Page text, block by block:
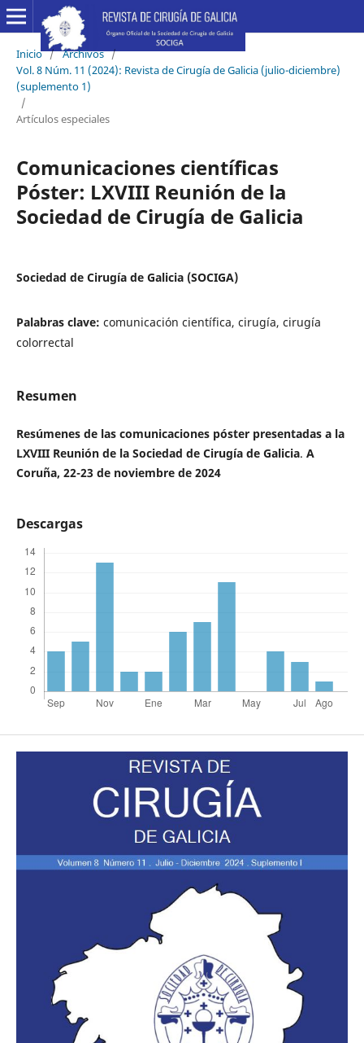
Inicio / Archivos /
Vol. 8 Núm. 11 (2024): Revista de Cirugía de Galicia (julio-diciembre)
(suplemento 1)
/
Artículos especiales
Comunicaciones científicas
Póster: LXVIII Reunión de la
Sociedad de Cirugía de Galicia
Sociedad de Cirugía de Galicia (SOCIGA)
Palabras clave: comunicación científica, cirugía, cirugía
colorrectal
Resumen
Resúmenes de las comunicaciones póster presentadas a la
LXVIII Reunión de la Sociedad de Cirugía de Galicia. A
Coruña, 22-23 de noviembre de 2024
Descargas